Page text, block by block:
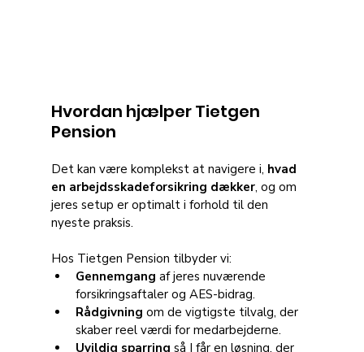
Hvordan hjælper Tietgen
Pension
Det kan være komplekst at navigere i, hvad
en arbejdsskadeforsikring dækker, og om
jeres setup er optimalt i forhold til den
nyeste praksis.
Hos Tietgen Pension tilbyder vi:
Gennemgang af jeres nuværende
forsikringsaftaler og AES-bidrag.
Rådgivning om de vigtigste tilvalg, der
skaber reel værdi for medarbejderne.
Uvildig sparring så I får en løsning, der